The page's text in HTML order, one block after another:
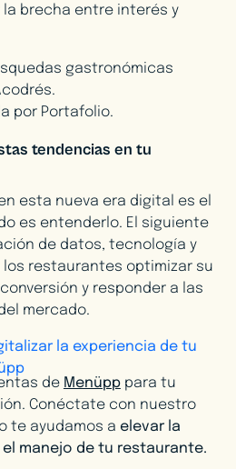
brecha entre interés y
gastronómicas
por Portafolio.
tendencias en tu
esta nueva era digital es el
es entenderlo. El siguiente
de datos, tecnología y
restaurantes optimizar su
y responder a las
mercado.
la experiencia de tu
de Menüpppara tu
Conéctate con nuestro
te ayudamos a elevar la
manejo de tu restaurante.